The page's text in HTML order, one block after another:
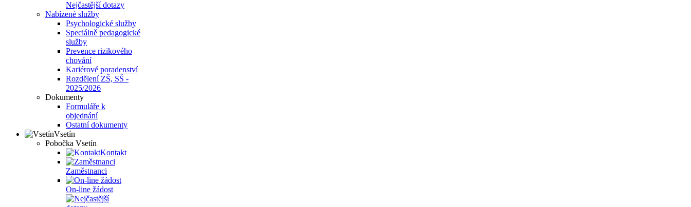
Nejčastější dotazy
Nabízené služby
Psychologické služby
Speciálně pedagogické
služby
Prevence rizikového
chování
Kariérové poradenství
Rozdělení ZŠ, SŠ -
2025/2026
Dokumenty
Formuláře k
objednání
Ostatní dokumenty
Vsetín
Pobočka Vsetín
Kontakt
Zaměstnanci
On-line žádost